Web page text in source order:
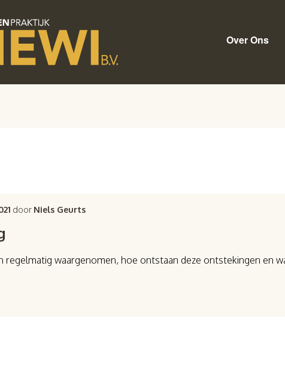
Over Ons
door Niels Geurts
waargenomen, hoe ontstaan deze ontstekingen en